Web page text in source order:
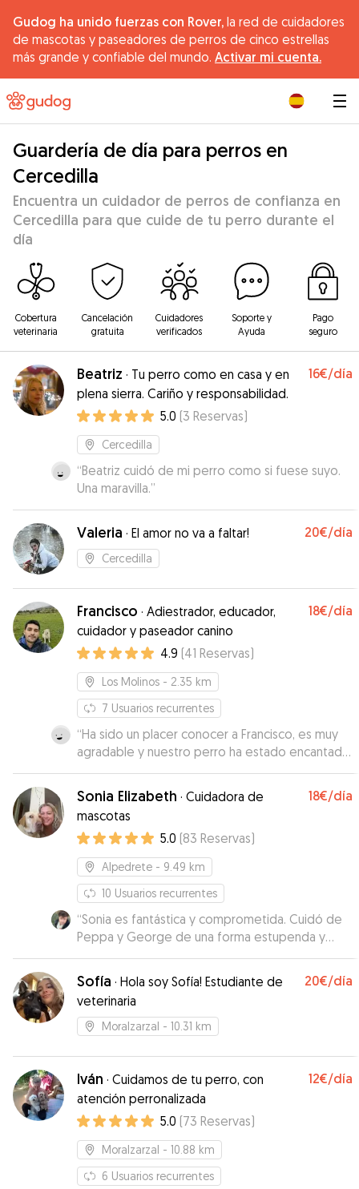
Gudog ha unido fuerzas con Rover, la red de cuidadores
de mascotas y paseadores de perros de cinco estrellas
más grande y confiable del mundo. Activar mi cuenta.
Guardería de día para perros en
Cercedilla
Encuentra un cuidador de perros de confianza en
Cercedilla para que cuide de tu perro durante el
día
Cobertura
veterinaria
Cancelación
gratuita
Cuidadores
verificados
Soporte y
Ayuda
Pago
seguro
Beatriz · Tu perro como en casa y en
plena sierra. Cariño y responsabilidad.
16€/día
5.0 (3 Reservas)
Cercedilla
“Beatriz cuidó de mi perro como si fuese suyo.
Una maravilla.”
Valeria · El amor no va a faltar! 20€/día
Cercedilla
Francisco · Adiestrador, educador,
cuidador y paseador canino
18€/día
4.9 (41 Reservas)
Los Molinos - 2.35 km
7 Usuarios recurrentes
“Ha sido un placer conocer a Francisco, es muy
agradable y nuestro perro ha estado encantado
con él. Repetiremos seguro”
Sonia Elizabeth · Cuidadora de
mascotas
18€/día
5.0 (83 Reservas)
Alpedrete - 9.49 km
10 Usuarios recurrentes
“Sonia es fantástica y comprometida. Cuidó de
Peppa y George de una forma estupenda y
estuvieron felices con ella.”
Sofía · Hola soy Sofía! Estudiante de
veterinaria
20€/día
Moralzarzal - 10.31 km
Iván · Cuidamos de tu perro, con
atención perronalizada
12€/día
5.0 (73 Reservas)
Moralzarzal - 10.88 km
6 Usuarios recurrentes